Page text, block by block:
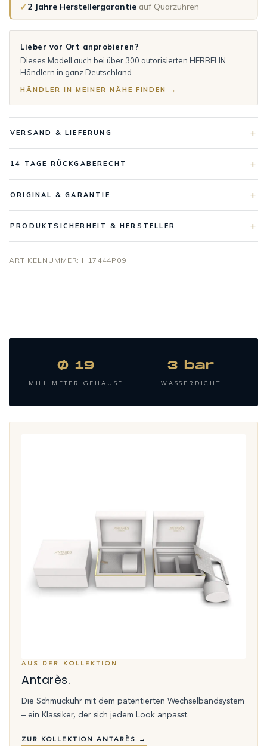
✓2 Jahre Herstellergarantie auf Quarzuhren
Lieber vor Ort anprobieren?
Dieses Modell auch bei über 300 autorisierten HERBELIN
Händlern in ganz Deutschland.
HÄNDLER IN MEINER NÄHE FINDEN →
VERSAND & LIEFERUNG
14 TAGE RÜCKGABERECHT
ORIGINAL & GARANTIE
PRODUKTSICHERHEIT & HERSTELLER
ARTIKELNUMMER: H17444P09
Ø 19
MILLIMETER GEHÄUSE
3 bar
WASSERDICHT
AUS DER KOLLEKTION
Antarès.
Die Schmuckuhr mit dem patentierten Wechselbandsystem
– ein Klassiker, der sich jedem Look anpasst.
ZUR KOLLEKTION ANTARÈS →